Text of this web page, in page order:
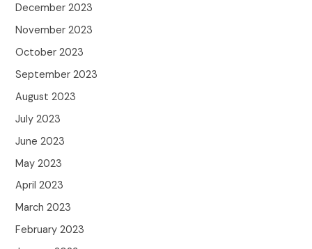
December 2023
November 2023
October 2023
September 2023
August 2023
July 2023
June 2023
May 2023
April 2023
March 2023
February 2023